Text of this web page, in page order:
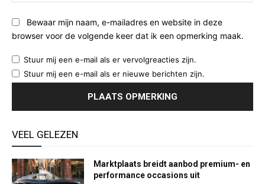
Bewaar mijn naam, e-mailadres en website in deze
browser voor de volgende keer dat ik een opmerking maak.
Stuur mij een e-mail als er vervolgreacties zijn.
Stuur mij een e-mail als er nieuwe berichten zijn.
VEEL GELEZEN
Marktplaats breidt aanbod premium- en
performance occasions uit